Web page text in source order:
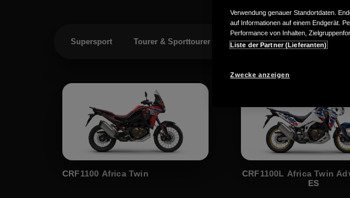
Supersport Tourer & Sporttourer Adventure Naked &
CRF1100 Africa Twin
CRF1100L Africa Twin
ES
Verwendung genauer Standortdaten.
auf Informationen auf einem Endgerät.
Performance von Inhalten,
Liste der Partner (Lieferanten)
Zwecke anzeigen